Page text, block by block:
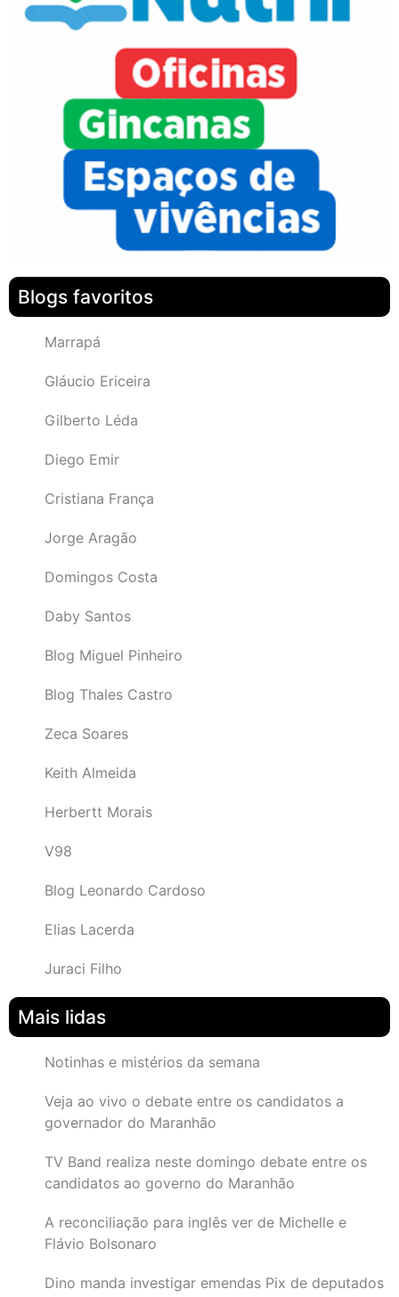
Blogs favoritos
Marrapá
Gláucio Ericeira
Gilberto Léda
Diego Emir
Cristiana França
Jorge Aragão
Domingos Costa
Daby Santos
Blog Miguel Pinheiro
Blog Thales Castro
Zeca Soares
Keith Almeida
Herbertt Morais
V98
Blog Leonardo Cardoso
Elias Lacerda
Juraci Filho
Mais lidas
Notinhas e mistérios da semana
Veja ao vivo o debate entre os candidatos a
governador do Maranhão
TV Band realiza neste domingo debate entre os
candidatos ao governo do Maranhão
A reconciliação para inglês ver de Michelle e
Flávio Bolsonaro
Dino manda investigar emendas Pix de deputados